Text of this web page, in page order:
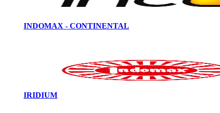
INDOMAX - CONTINENTAL
IRIDIUM